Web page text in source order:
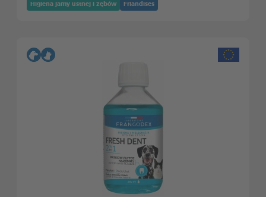
Higiena jamy ustnej i zębów Friandises